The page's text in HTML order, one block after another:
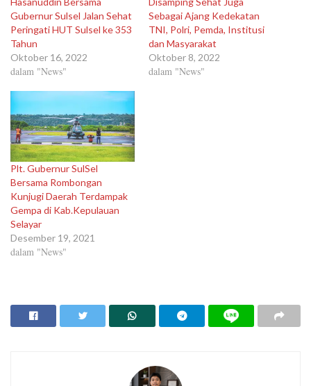
Gubernur Sulsel Jalan Sehat
Peringati HUT Sulsel ke 353
Tahun
Oktober 16, 2022
dalam "News"
Sebagai Ajang Kedekatan
TNI, Polri, Pemda, Institusi
dan Masyarakat
Oktober 8, 2022
dalam "News"
Plt. Gubernur SulSel
Bersama Rombongan
Kunjugi Daerah Terdampak
Gempa di Kab.Kepulauan
Selayar
Desember 19, 2021
dalam "News"